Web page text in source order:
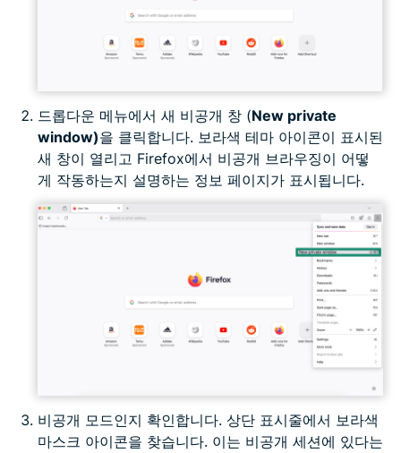
드롭다운 메뉴에서 새 비공개 창 (New private
window)을 클릭합니다. 보라색 테마 아이콘이 표시된
새 창이 열리고 Firefox에서 비공개 브라우징이 어떻
게 작동하는지 설명하는 정보 페이지가 표시됩니다.
비공개 모드인지 확인합니다. 상단 표시줄에서 보라색
마스크 아이콘을 찾습니다. 이는 비공개 세션에 있다는